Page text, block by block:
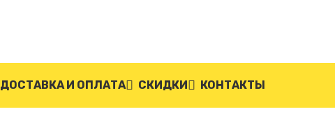
ДОСТАВКА И ОПЛАТА СКИДКИ
КОНТАКТЫ